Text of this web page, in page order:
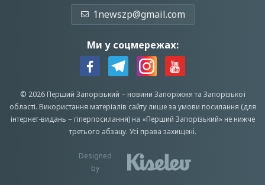
1newszp@gmail.com
Ми у соцмережах:
© 2026 Перший Запорізький – новини Запоріжжята Запорізької
області. Використання матеріалів сайту лише за умови посилання (для
інтернет-видань – гіперпосилання) на «Перший Запорiзький» не нижче
третього абзацу. Усi права захищенi.
Designed
by